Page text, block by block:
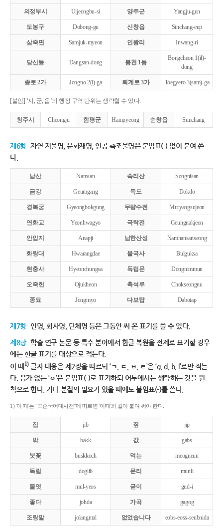
의정부시 Uijeongbu-si 양주군 Yangju-gun
도봉구 Dobong-gu 신창읍 Sinchang-eup
삼죽면 Samjuk-myeon 인왕리 Inwang-ri
당산동 Dangsan-dong 봉천 1동
Bongcheon 1(il)-
dong
종로 2가 Jongno 2(i)-ga 퇴계로 3가 Toegyero 3(sam)-ga
[붙임] ‘시, 군, 읍’의 행정 구역 단위는 생략할 수 있다.
청주시 Cheongju 함평군 Hampyeong 순창읍 Sunchang
제6항 자연 지물명, 문화재명, 인공 축조물명은 붙임표(-) 없이 붙여 쓴
다.
남산 Namsan 속리산 Songnisan
금강 Geumgang 독도 Dokdo
경복궁 Gyeongbokgung 무량수전 Muryangsujeon
연화교 Yeonhwagyo 극락전 Geungnakjeon
안압지 Anapji 남한산성 Namhansanseong
화랑대 Hwarangdae 불국사 Bulguksa
현충사 Hyeonchungsa 독립문 Dongnimmun
오죽헌 Ojukheon 촉석루 Chokseongnu
종묘 Jongmyo 다보탑 Dabotap
제7항 인명, 회사명, 단체명 등은 그동안 써 온 표기를 쓸 수 있다.
제8항 학술 연구 논문 등 특수 분야에서 한글 복원을 전제로 표기할 경우
에는 한글 표기를 대상으로 적는다.
이 때1)글자 대응은 제2장을 따르되 ‘ㄱ, ㄷ, ㅂ, ㄹ’은 ‘g, d, b, l’로만 적는
다. 음가 없는 ‘ㅇ’은 붙임표(-)로 표기하되 어두에서는 생략하는 것을 원
칙으로 한다. 기타 분절의 필요가 있을 때에도 붙임표(-)를 쓴다.
1) '이 때'는 "표준국어대사전"에 따르면 '이때'와 같이 붙여 써야 한다.
집 jib 짚 jip
밖 bakk 값 gabs
붓꽃 buskkoch 먹는 meogneun
독립 doglib 문리 munli
물엿 mul-yeos 굳이 gud-i
좋다 johda 가곡 gagog
조랑말 jolangmal 없었습니다 eobs-eoss-seubnida